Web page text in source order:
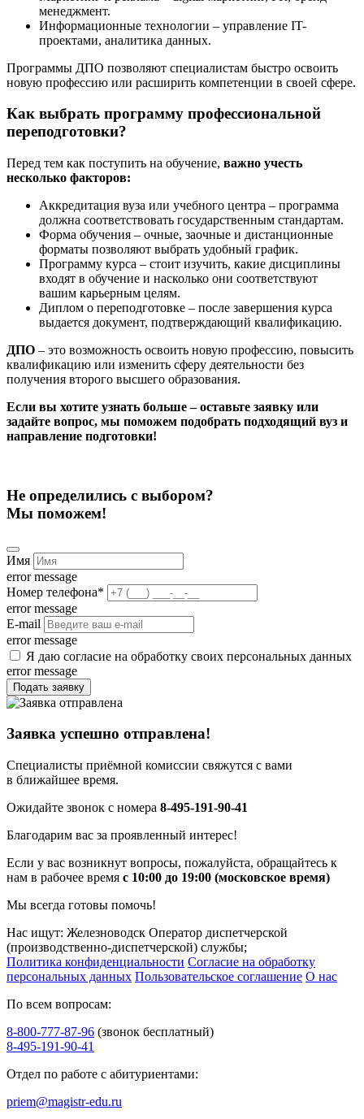
менеджмент.
Информационные технологии – управление IT-
проектами, аналитика данных.
Программы ДПО позволяют специалистам быстро освоить
новую профессию или расширить компетенции в своей сфере.
Как выбрать программу профессиональной
переподготовки?
Перед тем как поступить на обучение, важно учесть
несколько факторов:
Аккредитация вуза или учебного центра – программа
должна соответствовать государственным стандартам.
Форма обучения – очные, заочные и дистанционные
форматы позволяют выбрать удобный график.
Программу курса – стоит изучить, какие дисциплины
входят в обучение и насколько они соответствуют
вашим карьерным целям.
Диплом о переподготовке – после завершения курса
выдается документ, подтверждающий квалификацию.
ДПО – это возможность освоить новую профессию, повысить
квалификацию или изменить сферу деятельности без
получения второго высшего образования.
Если вы хотите узнать больше – оставьте заявку или
задайте вопрос, мы поможем подобрать подходящий вуз и
направление подготовки!
Не определились с выбором?
Мы поможем!
Имя
error message
Номер телефона*
error message
E-mail
error message
Я даю согласие на обработку своих персональных данных
error message
Подать заявку
Заявка успешно отправлена!
Специалисты приёмной комиссии свяжутся с вами
в ближайшее время.
Ожидайте звонок с номера 8-495-191-90-41
Благодарим вас за проявленный интерес!
Если у вас возникнут вопросы, пожалуйста, обращайтесь к
нам в рабочее время с 10:00 до 19:00 (московское время)
Мы всегда готовы помочь!
Нас ищут: Железноводск Оператор диспетчерской
(производственно-диспетчерской) службы;
Политика конфиденциальности Согласие на обработку
персональных данных Пользовательское соглашение О нас
По всем вопросам:
8-800-777-87-96 (звонок бесплатный)
8-495-191-90-41
Отдел по работе с абитуриентами:
priem@magistr-edu.ru